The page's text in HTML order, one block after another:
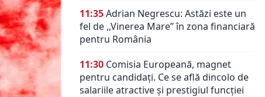
11:35Adrian Negrescu: Astăzi este un
fel de ,,Vinerea Mare’’ în zona financiară
pentru România
11:30 Comisia Europeană, magnet
pentru candidați. Ce se află dincolo de
salariile atractive și prestigiul funcției